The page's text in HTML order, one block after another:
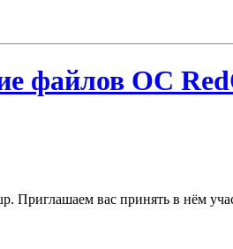
файлов ОС
Приглашаем вас принять в нём